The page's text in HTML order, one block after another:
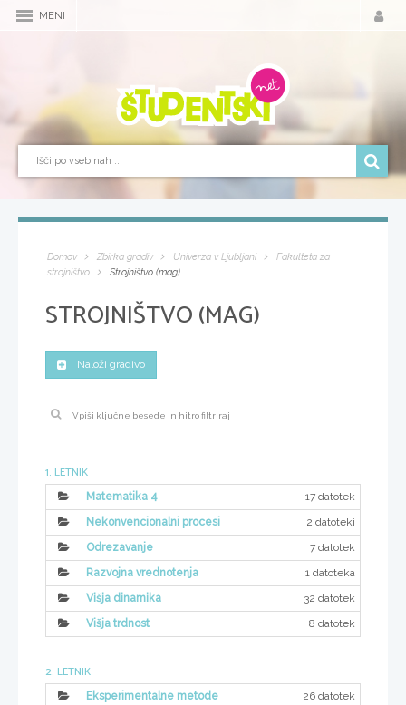
MENI
Domov Zbirka gradiv Univerza v Ljubljani
Fakulteta za
strojništvo
Strojništvo (mag)
STROJNIŠTVO (MAG)
Naloži gradivo
1. LETNIK
Matematika 4 17 datotek
Nekonvencionalni procesi 2 datoteki
Odrezavanje 7 datotek
Razvojna vrednotenja 1 datoteka
Višja dinamika 32 datotek
Višja trdnost 8 datotek
2. LETNIK
Eksperimentalne metode 26 datotek